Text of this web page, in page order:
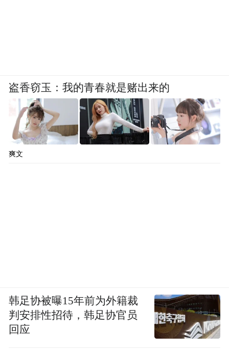
盗香窃玉：我的青春就是赌出来的
爽文
韩足协被曝15年前为外籍裁
判安排性招待，韩足协官员
回应